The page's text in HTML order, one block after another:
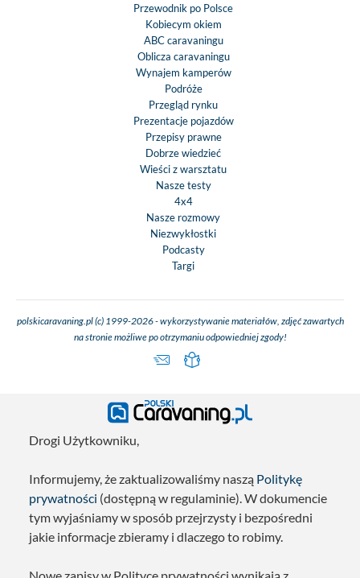
Przewodnik po Polsce
Kobiecym okiem
ABC caravaningu
Oblicza caravaningu
Wynajem kamperów
Podróże
Przegląd rynku
Prezentacje pojazdów
Przepisy prawne
Dobrze wiedzieć
Wieści z warsztatu
Nasze testy
4x4
Nasze rozmowy
Niezwykłostki
Podcasty
Targi
polskicaravaning.pl (c) 1999-2026 - wykorzystywanie materiałów, zdjęć zawartych
na stronie możliwe po otrzymaniu odpowiedniej zgody!
Drogi Użytkowniku,
Informujemy, że zaktualizowaliśmy naszą Politykę
prywatności (dostępną w regulaminie). W dokumencie
tym wyjaśniamy w sposób przejrzysty i bezpośredni
jakie informacje zbieramy i dlaczego to robimy.